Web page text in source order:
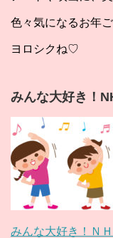
色々気になるお年
ヨロシクね♡
みんな大好き！
みんな大好き！Ｎ